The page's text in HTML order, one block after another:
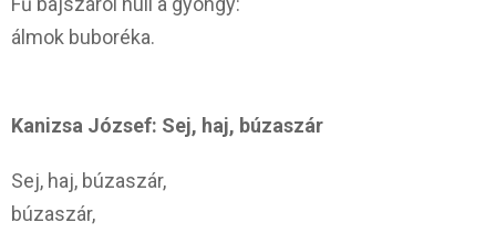
álmok buboréka.
Kanizsa József: Sej, haj, búzaszár
Sej, haj, búzaszár,
búzaszár,